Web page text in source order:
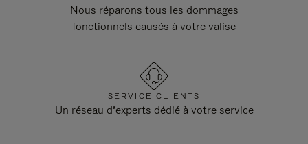
Nous réparons tous les dommages
fonctionnels causés à votre valise
SERVICE CLIENTS
Un réseau d’experts dédié à votre service